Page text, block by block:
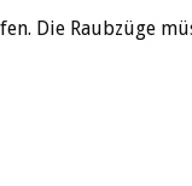
Die Raubzüge